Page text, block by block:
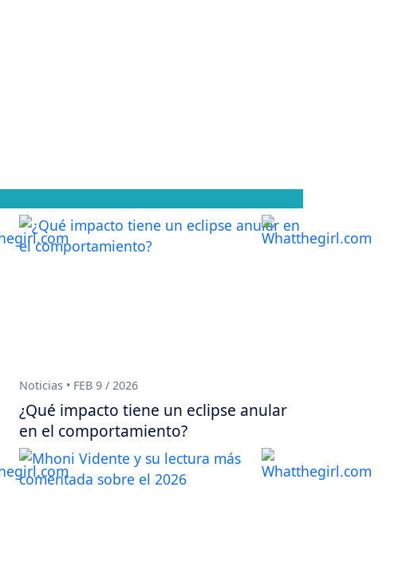
Noticias • FEB 9 / 2026
¿Qué impacto tiene un eclipse anular
en el comportamiento?